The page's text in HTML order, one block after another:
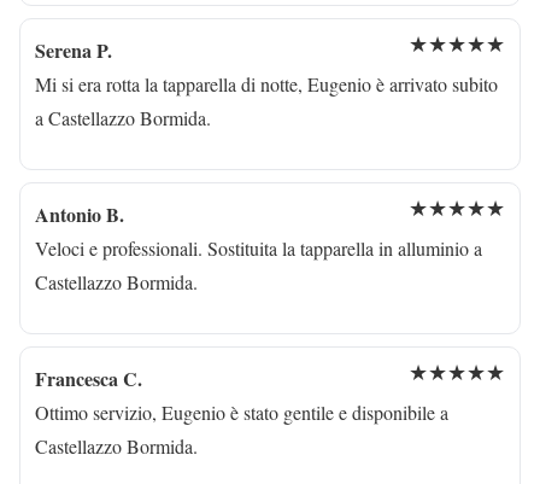
Serena P. ★★★★★
Mi si era rotta la tapparella di notte, Eugenio è arrivato subito
a Castellazzo Bormida.
Antonio B. ★★★★★
Veloci e professionali. Sostituita la tapparella in alluminio a
Castellazzo Bormida.
Francesca C. ★★★★★
Ottimo servizio, Eugenio è stato gentile e disponibile a
Castellazzo Bormida.